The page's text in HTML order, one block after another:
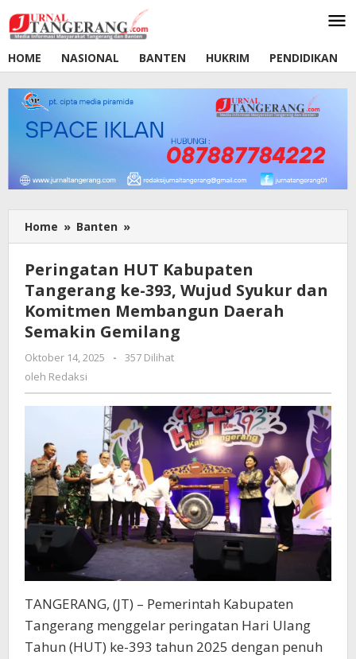
ke
konten
HOME
NASIONAL BANTEN HUKRIM PENDIDIKAN
Home » Banten »
HUT
Tangerang
ke-
393,
Wujud
Syukur
dan
Membangun
Daerah
Semakin
Gemilang
Peringatan HUT Kabupaten
Tangerang ke-393, Wujud Syukur dan
Komitmen Membangun Daerah
Semakin Gemilang
Oktober 14, 2025
oleh
-
357 Dilihat
oleh Redaksi
TANGERANG, (JT) – Pemerintah Kabupaten
Tangerang menggelar peringatan Hari Ulang
Tahun (HUT) ke-393 tahun 2025 dengan penuh